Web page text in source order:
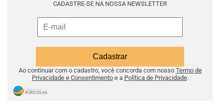
CADASTRE-SE NA NOSSA NEWSLETTER
Ao continuar com o cadastro, você concorda com nosso Termo de
Privacidade e Consentimentoe a Política de Privacidade.